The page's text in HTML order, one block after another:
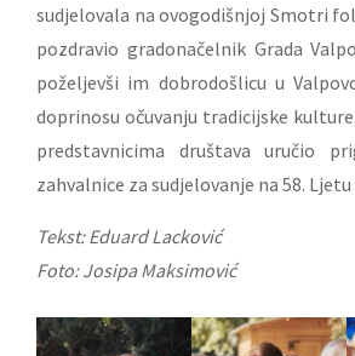
sudjelovala na ovogodišnjoj Smotri
pozdravio gradonačelnik Grada
poželjevši im dobrodošlicu u
doprinosu očuvanju tradicijske
predstavnicima društava uručio
zahvalnice za sudjelovanje na 58.
Tekst: Eduard Lacković
Foto: Josipa Maksimović